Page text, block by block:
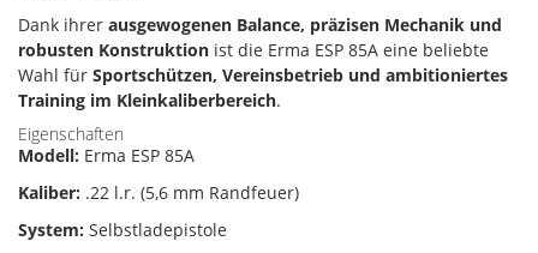
Dank ihrer ausgewogenen Balance, präzisen Mechanik und
robusten Konstruktion ist die Erma ESP 85A eine beliebte
Wahl für Sportschützen, Vereinsbetrieb und ambitioniertes
Training im Kleinkaliberbereich.
Eigenschaften
Modell: Erma ESP 85A
Kaliber: .22 l.r. (5,6 mm Randfeuer)
System: Selbstladepistole